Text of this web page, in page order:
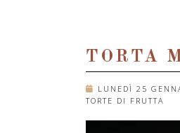
TORTA
LUNEDÌ 25
TORTE DI FRUTTA